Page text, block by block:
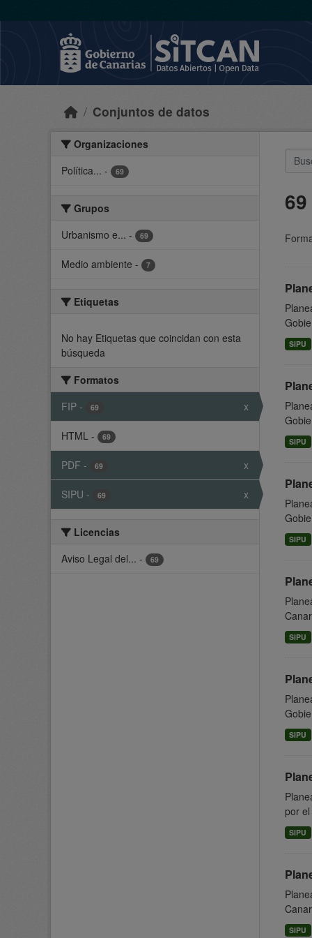
Conjuntos de datos
Organizaciones
Política... - 69
Grupos
Urbanismo e... - 69
Medio ambiente - 7
Etiquetas
No hay Etiquetas que coincidan con esta
búsqueda
Formatos
FIP - 69 x
HTML - 69
PDF - 69 x
SIPU - 69 x
Licencias
Aviso Legal del... - 69
SIPU
SIPU
SIPU
SIPU
SIPU
por
SIPU
SIPU